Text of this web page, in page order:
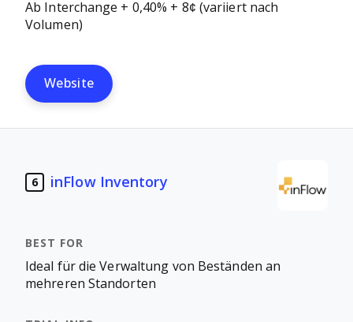
Ab Interchange + 0,40% + 8¢ (variiert nach
Volumen)
Website
6 inFlow Inventory
Ideal für die Verwaltung von Beständen an
mehreren Standorten